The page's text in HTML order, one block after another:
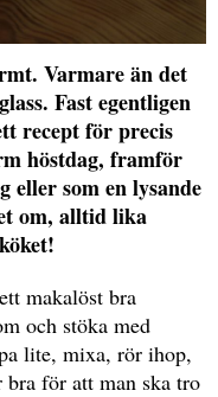
Varmare än det
Fast egentligen
recept för precis
höstdag, framför
som en lysande
om, alltid lika
makalöst bra
och stöka med
lite, mixa, rör ihop,
för att man ska tro